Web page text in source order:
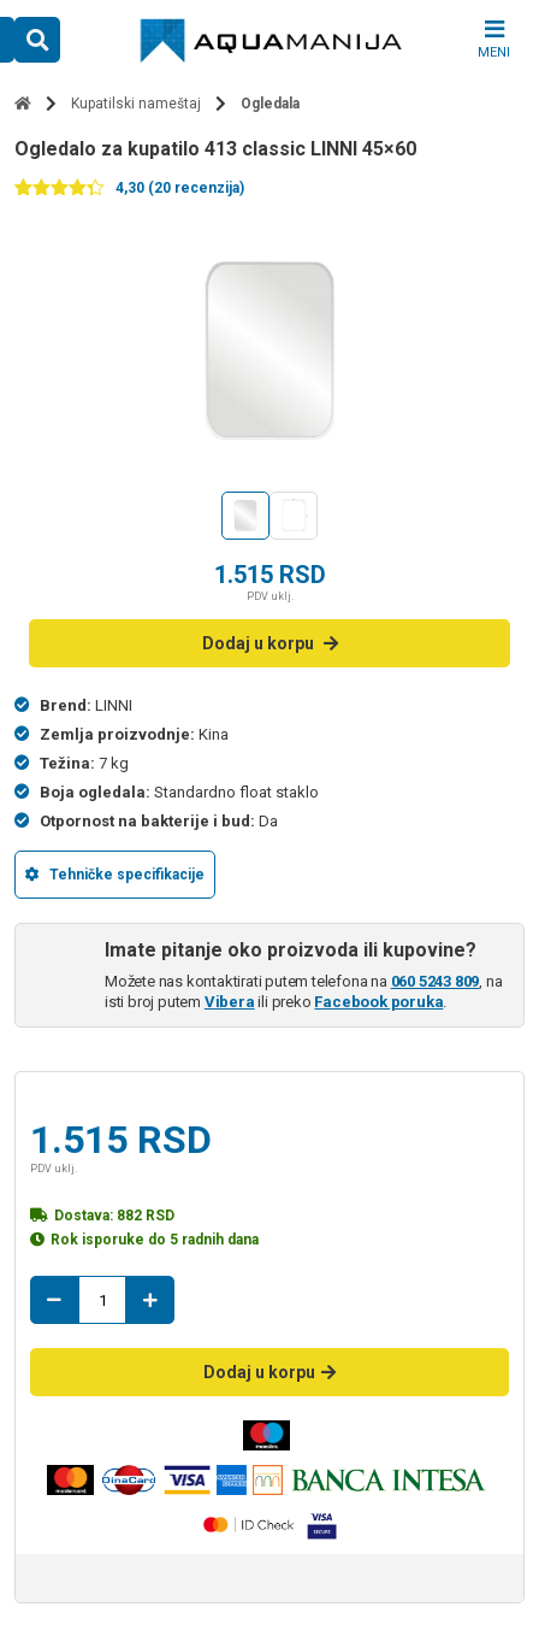
content
MENI
Kupatilski nameštaj Ogledala
ogledalo za kupatilo 413 classic LINNI 45×60
4,30 (20 recenzija)
1.515 RSD
PDV uklj.
Dodaj u korpu
Brend: LINNI
Zemlja proizvodnje: Kina
Težina: 7 kg
Boja ogledala: Standardno float staklo
Otpornost na bakterije i bud: Da
Tehničke specifikacije
Imate pitanje oko proizvoda ili kupovine?
Možete nas kontaktirati putem telefona na 060 5243 809, na
isti broj putem Vibera ili preko Facebook poruka.
1.515 RSD
PDV uklj.
Dostava: 882 RSD
Rok isporuke do 5 radnih dana
za
kupatilo
classic
količina
Dodaj u korpu